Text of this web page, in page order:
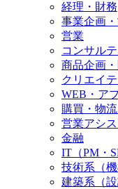
経理・財務
事業企画
営業
コンサル
商品企画
クリエイ
WEB・ア
購買・物
営業アシ
金融
IT（PM・
技術系（
建築系（設